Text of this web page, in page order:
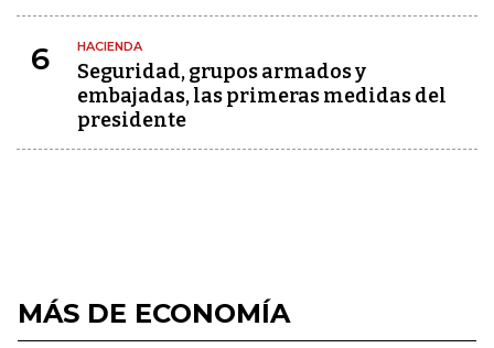
6 HACIENDA
Seguridad, grupos armados y
embajadas, las primeras medidas del
presidente
MÁS DE ECONOMÍA